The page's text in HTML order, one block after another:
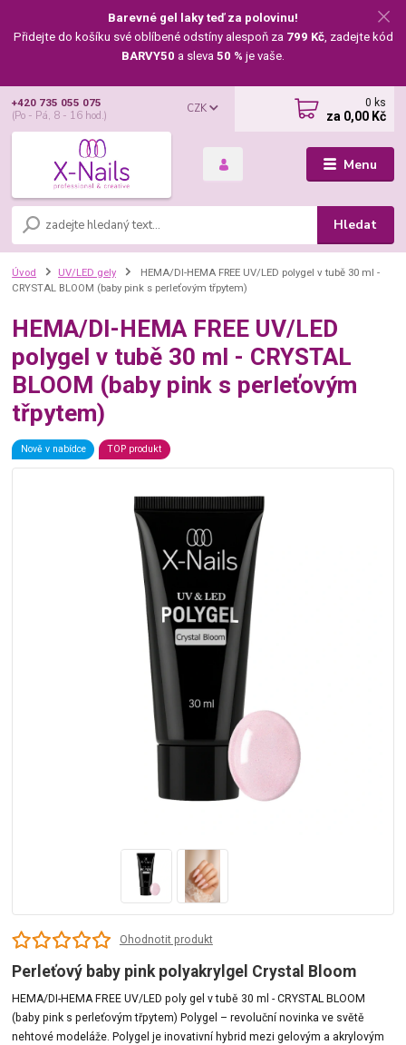
Barevné gel laky teď za polovinu!
Přidejte do košíku své oblíbené odstíny alespoň za 799 Kč, zadejte kód
BARVY50 a sleva 50 % je vaše.
Menu
CZK
Hledat
+420 735 055 075
(Po - Pá, 8 - 16 hod.)
0 ks
za 0,00 Kč
Úvod UV/LED gely
HEMA/DI-HEMA FREE UV/LED polygel v tubě 30 ml -
CRYSTAL BLOOM (baby pink s perleťovým třpytem)
HEMA/DI-HEMA FREE UV/LED
polygel v tubě 30 ml - CRYSTAL
BLOOM (baby pink s perleťovým
třpytem)
Nově v nabídce TOP produkt
Ohodnotit produkt
Perleťový baby pink polyakrylgel Crystal Bloom
HEMA/DI-HEMA FREE UV/LED poly gel v tubě 30 ml - CRYSTAL BLOOM
(baby pink s perleťovým třpytem) Polygel – revoluční novinka ve světě
nehtové modeláže. Polygel je inovativní hybrid mezi gelovým a akrylovým